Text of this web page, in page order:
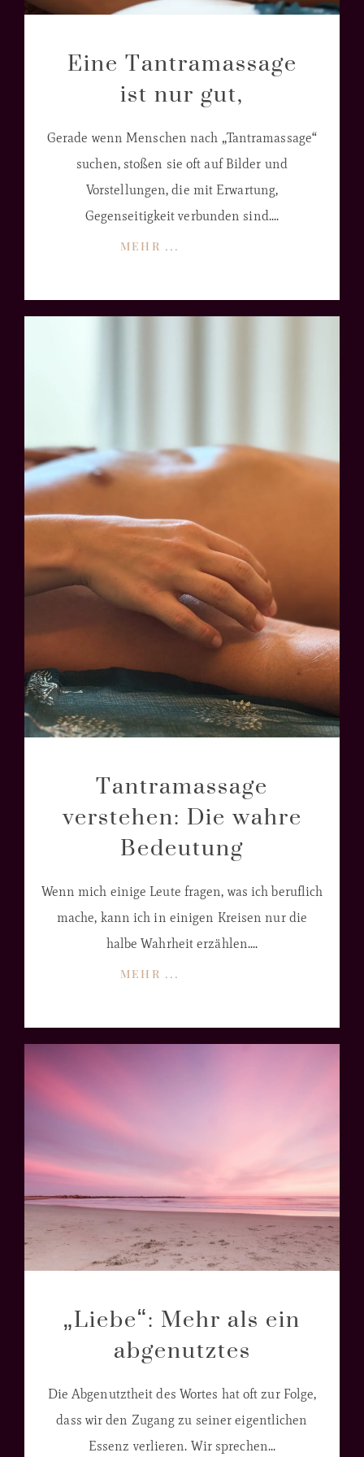
Eine Tantramassage
ist nur gut,
Gerade wenn Menschen nach „Tantramassage“
suchen, stoßen sie oft auf Bilder und
Vorstellungen, die mit Erwartung,
Gegenseitigkeit verbunden sind....
MEHR ...
Tantramassage
verstehen: Die wahre
Bedeutung
Wenn mich einige Leute fragen, was ich beruflich
mache, kann ich in einigen Kreisen nur die
halbe Wahrheit erzählen....
MEHR ...
„Liebe“: Mehr als ein
abgenutztes
Die Abgenutztheit des Wortes hat oft zur Folge,
dass wir den Zugang zu seiner eigentlichen
Essenz verlieren. Wir sprechen...